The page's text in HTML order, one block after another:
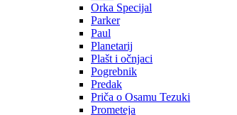
Orka Specijal
Parker
Paul
Planetarij
Plašt i očnjaci
Pogrebnik
Predak
Priča o Osamu Tezuki
Prometeja